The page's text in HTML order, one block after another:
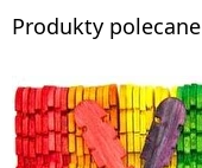
Produkty polecane